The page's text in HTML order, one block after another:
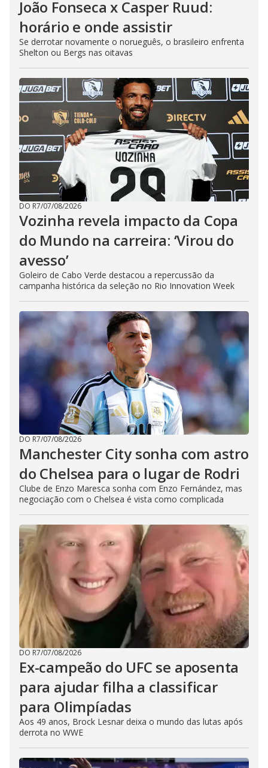
João Fonseca x Casper Ruud:
horário e onde assistir
Se derrotar novamente o norueguês, o brasileiro enfrenta
Shelton ou Bergs nas oitavas
DO R7/07/08/2026
Vozinha revela impacto da Copa
do Mundo na carreira: ‘Virou do
avesso’
Goleiro de Cabo Verde destacou a repercussão da
campanha histórica da seleção no Rio Innovation Week
DO R7/07/08/2026
Manchester City sonha com astro
do Chelsea para o lugar de Rodri
Clube de Enzo Maresca sonha com Enzo Fernández, mas
negociação com o Chelsea é vista como complicada
DO R7/07/08/2026
Ex-campeão do UFC se aposenta
para ajudar filha a classificar
para Olimpíadas
Aos 49 anos, Brock Lesnar deixa o mundo das lutas após
derrota no WWE